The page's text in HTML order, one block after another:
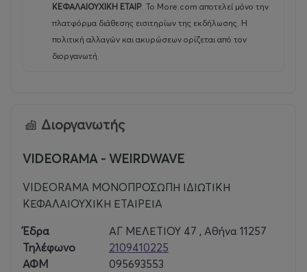
ΚΕΦΑΛΑΙΟΥΧΙΚΗ ΕΤΑΙΡ. Το More.com αποτελεί μόνο την
πλατφόρμα διάθεσης εισιτηρίων της εκδήλωσης. Η
πολιτική αλλαγών και ακυρώσεων ορίζεται από τον
διοργανωτή.
Διοργανωτής
VIDEORAMA - WEIRDWAVE
VIDEORAMA ΜΟΝΟΠΡΟΣΩΠΗ ΙΔΙΩΤΙΚΗ
ΚΕΦΑΛΑΙΟΥΧΙΚΗ ΕΤΑΙΡΕΙΑ
Έδρα
ΑΓ ΜΕΛΕΤΙΟΥ 47 , Αθήνα 11257
Τηλέφωνο
2109410225
ΑΦΜ
095693553